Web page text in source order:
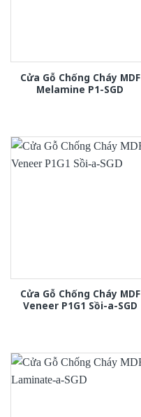
Cửa Gỗ Chống Cháy MDF
Melamine P1-SGD
Cửa Gỗ Chống Cháy MDF
Veneer P1G1 Sồi-a-SGD